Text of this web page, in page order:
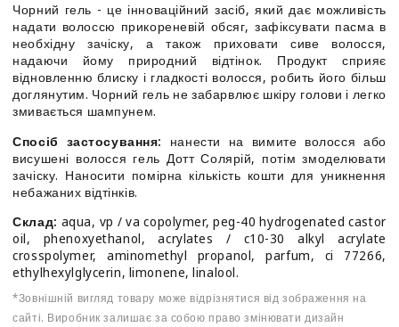
для
волосся
для
волосся
Чорний гель - це інноваційний засіб, який дає можливість
надати волоссю прикореневій обсяг, зафіксувати пасма в
необхідну зачіску, а також приховати сиве волосся,
надаючи йому природний відтінок. Продукт сприяє
відновленню блиску і гладкості волосся, робить його більш
доглянутим. Чорний гель не забарвлює шкіру голови і легко
змивається шампунем.
Спосіб застосування:
нанести на вимите волосся або
висушені волосся гель Дотт Солярій, потім змоделювати
зачіску. Наносити помірна кількість кошти для уникнення
небажаних відтінків.
Склад: aqua, vp / va copolymer, peg-40 hydrogenated castor
oil, phenoxyethanol, acrylates / c10-30 alkyl acrylate
crosspolymer, aminomethyl propanol, parfum, ci 77266,
ethylhexylglycerin, limonene, linalool.
*Зовнішній вигляд товару може відрізнятися від зображення на
сайті. Виробник залишає за собою право змінювати дизайн